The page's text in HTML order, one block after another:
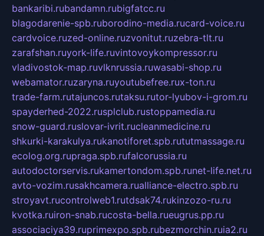
bankaribi.rubandamn.rubigfatcc.ru
blagodarenie-spb.ruborodino-media.rucard-voice.ru
cardvoice.ruzed-online.ruzvonitut.ruzebra-tlt.ru
zarafshan.ruyork-life.ruvintovoykompressor.ru
vladivostok-map.ruvlknrussia.ruwasabi-shop.ru
webamator.ruzaryna.ruyoutubefree.rux-ton.ru
trade-farm.rutajuncos.rutaksu.rutor-lyubov-i-grom.ru
spayderhed-2022.rusplclub.rustoppamedia.ru
snow-guard.ruslovar-ivrit.rucleanmedicine.ru
shkurki-karakulya.rukanotiforet.spb.rututmassage.ru
ecolog.org.rupraga.spb.rufalcorussia.ru
autodoctorservis.rukamertondom.spb.runet-life.net.ru
avto-vozim.rusakhcamera.rualliance-electro.spb.ru
stroyavt.rucontrolweb1.rutdsak74.rukinzozo-ru.ru
kvotka.ruiron-snab.rucosta-bella.rueugrus.pp.ru
associaciya39.ruprimexpo.spb.rubezmorchin.ruia2.ru